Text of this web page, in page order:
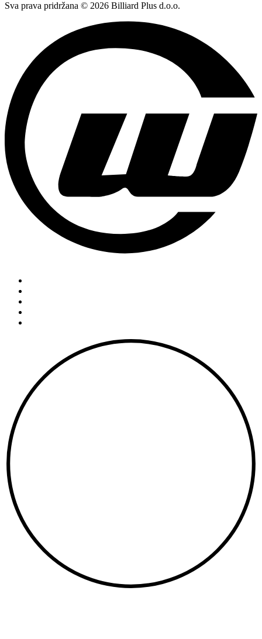
Sva prava pridržana © 2026 Billiard Plus d.o.o.